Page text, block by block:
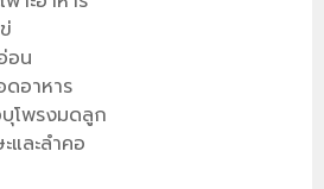
อน
ดอาหาร
บุโพรงมดลูก
และลำคอ